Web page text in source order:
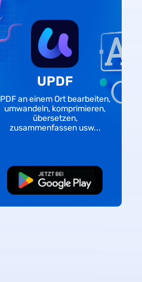
UPDF
PDF an einem Ort bearbeiten,
umwandeln, komprimieren,
übersetzen,
zusammenfassen usw...
Kostenloser
Download